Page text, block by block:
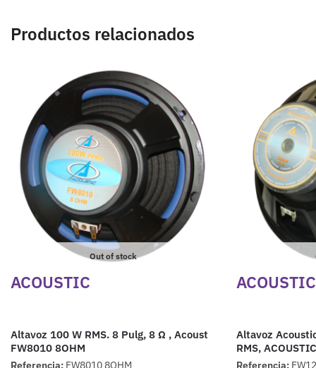
Productos relacionados
Out of stock
ACOUSTIC
Altavoz 100 W RMS. 8 Pulg, 8 Ω , Acoust
FW8010 8OHM
Referencia: FW8010 8OHM
ACOUSTIC
Altavoz
RMS,
Referencia: